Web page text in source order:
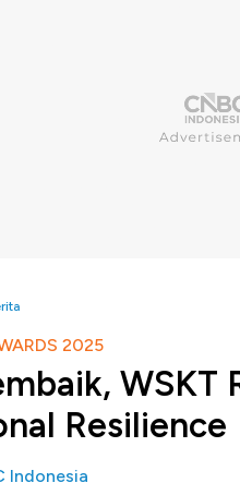
2025
WSKT
Resilience
Indonesia